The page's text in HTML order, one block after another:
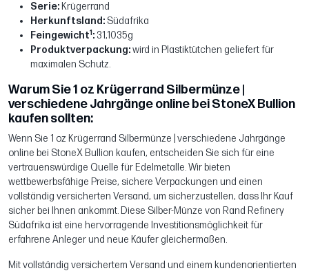
Serie: Krügerrand
Herkunftsland: Südafrika
Feingewicht1: 31,1035g
Produktverpackung:wird in Plastiktütchen geliefert für
maximalen Schutz.
Warum Sie 1 oz Krügerrand Silbermünze |
verschiedene Jahrgänge online bei StoneX Bullion
kaufen sollten:
Wenn Sie 1 oz Krügerrand Silbermünze | verschiedene Jahrgänge
online bei StoneX Bullion kaufen, entscheiden Sie sich für eine
vertrauenswürdige Quelle für Edelmetalle. Wir bieten
wettbewerbsfähige Preise, sichere Verpackungen und einen
vollständig versicherten Versand, um sicherzustellen, dass Ihr Kauf
sicher bei Ihnen ankommt. Diese Silber-Münze von Rand Refinery
Südafrika ist eine hervorragende Investitionsmöglichkeit für
erfahrene Anleger und neue Käufer gleichermaßen.
Mit vollständig versichertem Versand und einem kundenorientierten